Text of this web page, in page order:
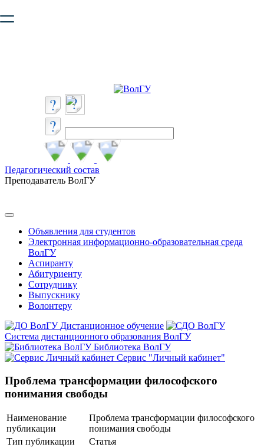
безопасную работу с сайтом. Пожалуйста
Педагогический состав
Преподаватель ВолГУ
Объявления для студентов
Электронная информационно-образовательная среда
ВолГУ
Аспиранту
Абитуриенту
Сотруднику
Выпускнику
Волонтеру
Дистанционное обучение
Система дистанционного образования ВолГУ
Библиотека ВолГУ
Сервис "Личный кабинет"
Проблема трансформации философского
понимания свободы
Наименование
публикации
Проблема трансформации философского
понимания свободы
Тип публикации
Статья